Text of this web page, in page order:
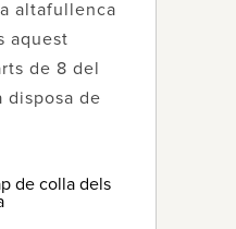
altafullenca
aquest
de 8 del
disposa de
de colla dels